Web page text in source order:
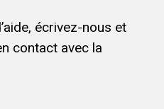
écrivez-nous et
contact avec la